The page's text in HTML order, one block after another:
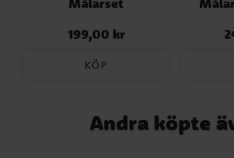
Pris:199,00 kr
199,00 kr
KÖP
Andra köpte